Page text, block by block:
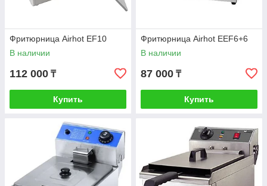
Фритюрница Airhot EF10
В наличии
112 000 ₸
Купить
Фритюрница Airhot EEF6+6
В наличии
87 000 ₸
Купить